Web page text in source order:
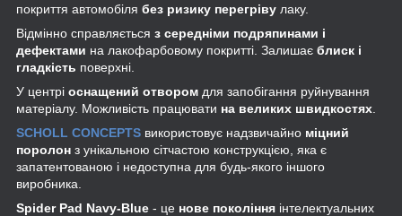
покриття автомобіля без ризику перегріву лаку.
Відмінно справляється з середніми подряпинами і
дефектами на лакофарбовому покритті. Залишає блиск і
гладкість поверхні.
У центрі оснащений отвором для запобігання руйнування
матеріалу. Можливість працювати на великих швидкостях
SCHOLL CONCEPTS використовує надзвичайно міцний
поролон з унікальною сітчастою конструкцією, яка є
запатентованою і недоступна для будь-якого іншого
виробника.
Spider Pad Navy-Blue - це нове покоління інтелектуальних